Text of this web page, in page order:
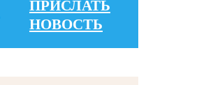
ПРИСЛАТЬ
НОВОСТЬ